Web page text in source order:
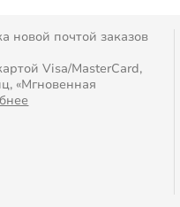
новой почтой заказов
Visa/MasterCard,
«Мгновенная